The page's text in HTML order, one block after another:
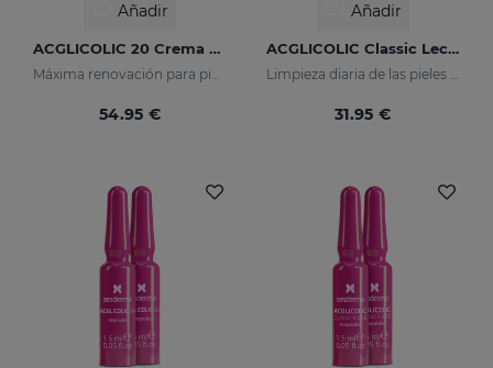
Añadir
ACGLICOLIC 20 Crema Nutritiva
Máxima renovación para pieles maduras
54.95 €
Añadir
ACGLICOLIC Classic Leche Limpiadora
Limpieza diaria de las pieles maduras.
31.95 €